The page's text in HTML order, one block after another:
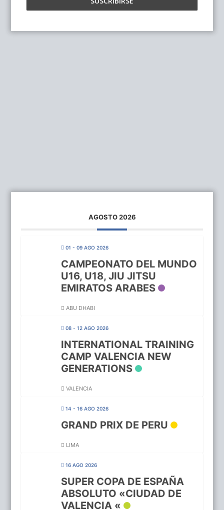
AGOSTO 2026
01 - 09 AGO 2026
CAMPEONATO DEL MUNDO
U16, U18, JIU JITSU
EMIRATOS ARABES
ABU DHABI
08 - 12 AGO 2026
INTERNATIONAL TRAINING
CAMP VALENCIA NEW
GENERATIONS
VALENCIA
14 - 16 AGO 2026
GRAND PRIX DE PERU
LIMA
16 AGO 2026
SUPER COPA DE ESPAÑA
ABSOLUTO «CIUDAD DE
VALENCIA «